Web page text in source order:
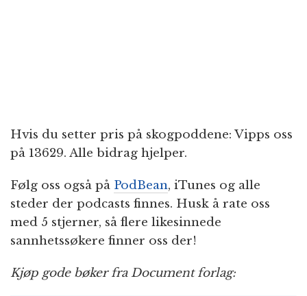
Hvis du setter pris på skogpoddene: Vipps oss
på 13629. Alle bidrag hjelper.
Følg oss også på PodBean, iTunes og alle
steder der podcasts finnes. Husk å rate oss
med 5 stjerner, så flere likesinnede
sannhetssøkere finner oss der!
Kjøp gode bøker fra Document forlag: